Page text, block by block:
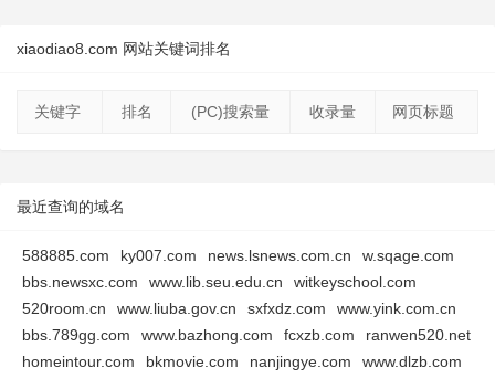
xiaodiao8.com 网站关键词排名
关键字 排名 (PC)搜索量 收录量 网页标题
最近查询的域名
588885.com ky007.com news.lsnews.com.cn
w.sqage.com
bbs.newsxc.com
www.lib.seu.edu.cn
witkeyschool.com
520room.cn
www.liuba.gov.cn sxfxdz.com
www.yink.com.cn
bbs.789gg.com
www.bazhong.com fcxzb.com
ranwen520.net
homeintour.com
bkmovie.com nanjingye.com
www.dlzb.com